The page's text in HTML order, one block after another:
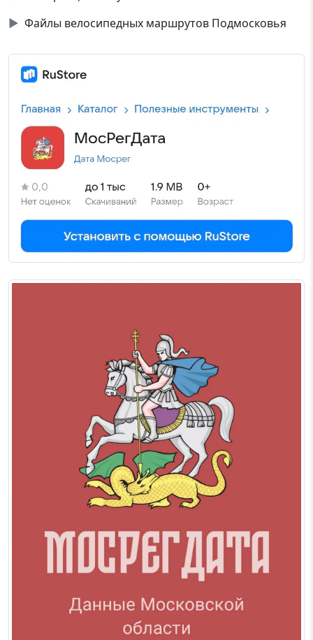
▶ Файлы велосипедных маршрутов Подмосковья